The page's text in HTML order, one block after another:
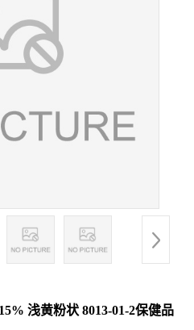
浅黄粉状 8013-01-2保健品